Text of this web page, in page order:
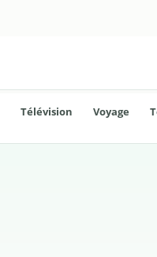
Télévision Voyage